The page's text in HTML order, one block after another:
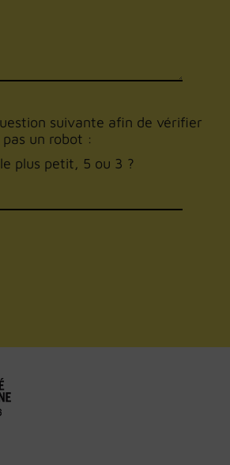
suivante afin de vérifier
un robot :
plus petit, 5 ou 3 ?